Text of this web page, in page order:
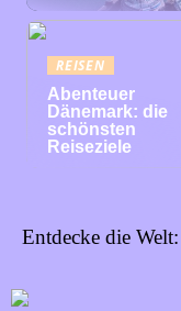
REISEN
Abenteuer
Dänemark: die
schönsten
Reiseziele
Entdecke die